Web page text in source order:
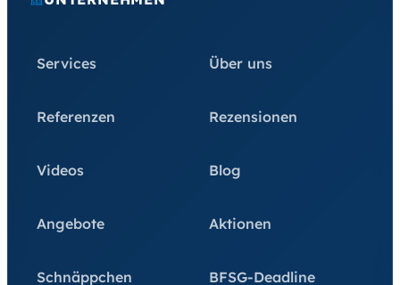
Services Über uns
Referenzen Rezensionen
Videos Blog
Angebote Aktionen
Schnäppchen BFSG-Deadline